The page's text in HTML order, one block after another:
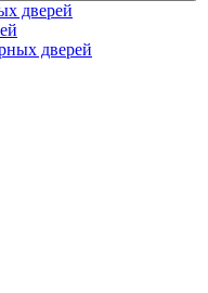
дверей
дверей